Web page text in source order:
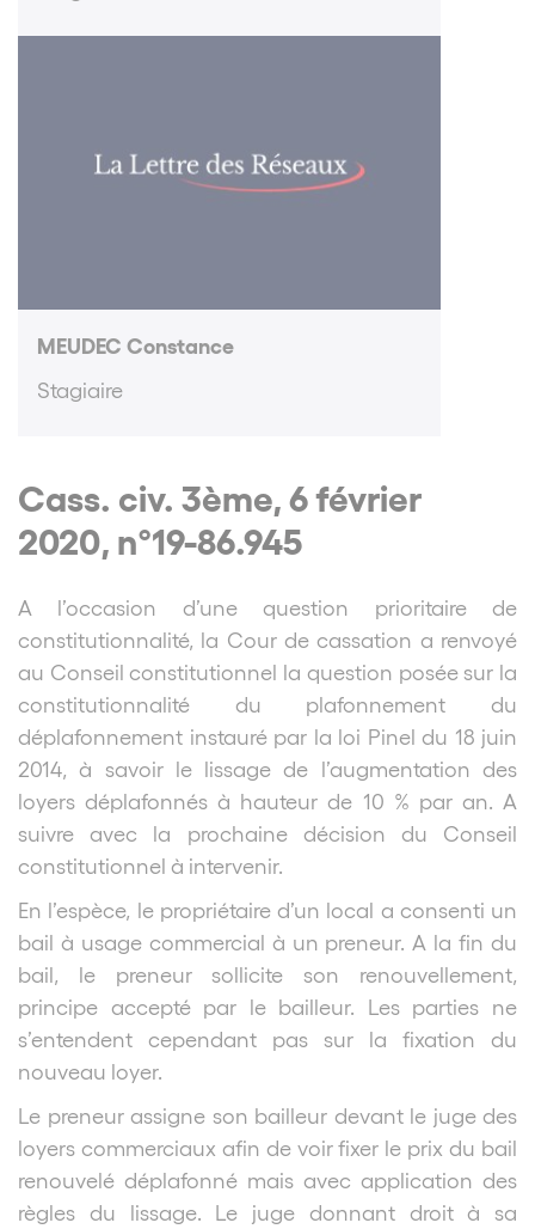
MEUDEC Constance
Stagiaire
Cass. civ. 3ème, 6 février
2020, n°19-86.945
A l’occasion d’une question prioritaire de
constitutionnalité, la Cour de cassation a renvoyé
au Conseil constitutionnel la question posée sur la
constitutionnalité du plafonnement du
déplafonnement instauré par la loi Pinel du 18 juin
2014, à savoir le lissage de l’augmentation des
loyers déplafonnés à hauteur de 10 % par an. A
suivre avec la prochaine décision du Conseil
constitutionnel à intervenir.
En l’espèce, le propriétaire d’un local a consenti un
bail à usage commercial à un preneur. A la fin du
bail, le preneur sollicite son renouvellement,
principe accepté par le bailleur. Les parties ne
s’entendent cependant pas sur la fixation du
nouveau loyer.
Le preneur assigne son bailleur devant le juge des
loyers commerciaux afin de voir fixer le prix du bail
renouvelé déplafonné mais avec application des
règles du lissage. Le juge donnant droit à sa